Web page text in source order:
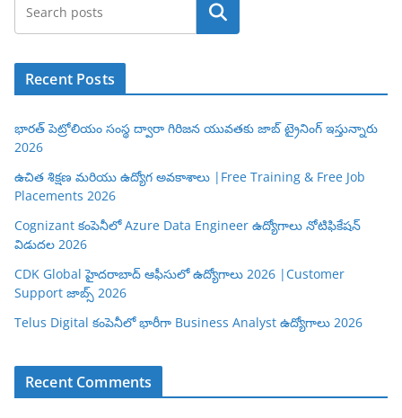
Search
Recent Posts
భారత్ పెట్రోలియం సంస్థ ద్వారా గిరిజన యువతకు జాబ్ ట్రైనింగ్ ఇస్తున్నారు
2026
ఉచిత శిక్షణ మరియు ఉద్యోగ అవకాశాలు |Free Training & Free Job
Placements 2026
Cognizant కంపెనీలో Azure Data Engineer ఉద్యోగాలు నోటిఫికేషన్
విడుదల 2026
CDK Global హైదరాబాద్ ఆఫీసులో ఉద్యోగాలు 2026 |Customer
Support జాబ్స్ 2026
Telus Digital కంపెనీలో భారీగా Business Analyst ఉద్యోగాలు 2026
Recent Comments